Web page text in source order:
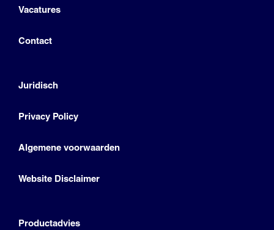
Vacatures
Contact
Juridisch
Privacy Policy
Algemene voorwaarden
Website Disclaimer
Productadvies